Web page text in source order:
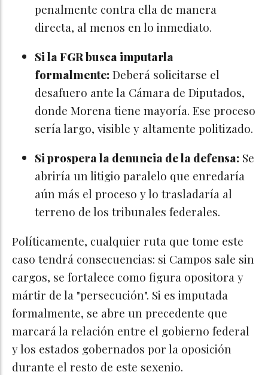
penalmente contra ella de manera
directa, al menos en lo inmediato.
Si la FGR busca imputarla
formalmente:Deberá solicitarse el
desafuero ante la Cámara de Diputados,
donde Morena tiene mayoría. Ese proceso
sería largo, visible y altamente politizado.
Si prospera la denuncia de la defensa: Se
abriría un litigio paralelo que enredaría
aún más el proceso y lo trasladaría al
terreno de los tribunales federales.
Políticamente, cualquier ruta que tome este
caso tendrá consecuencias: si Campos sale sin
cargos, se fortalece como figura opositora y
mártir de la "persecución". Si es imputada
formalmente, se abre un precedente que
marcará la relación entre el gobierno federal
y los estados gobernados por la oposición
durante el resto de este sexenio.